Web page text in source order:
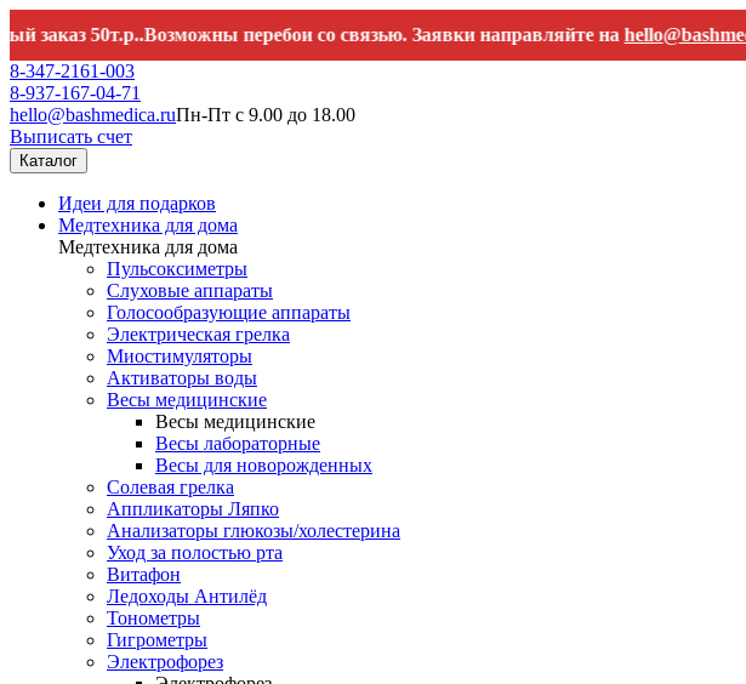
50т.р..Возможны перебои со связью. Заявки направляйте наhello@bashmedica.ru
8-347-2161-003
8-937-167-04-71
hello@bashmedica.ruПн-Пт с 9.00 до 18.00
Выписать счет
Каталог
Идеи для подарков
Медтехника для дома
Медтехника для дома
Пульсоксиметры
Слуховые аппараты
Голосообразующие аппараты
Электрическая грелка
Миостимуляторы
Активаторы воды
Весы медицинские
Весы медицинские
Весы лабораторные
Весы для новорожденных
Солевая грелка
Аппликаторы Ляпко
Анализаторы глюкозы/холестерина
Уход за полостью рта
Витафон
Ледоходы Антилёд
Тонометры
Гигрометры
Электрофорез